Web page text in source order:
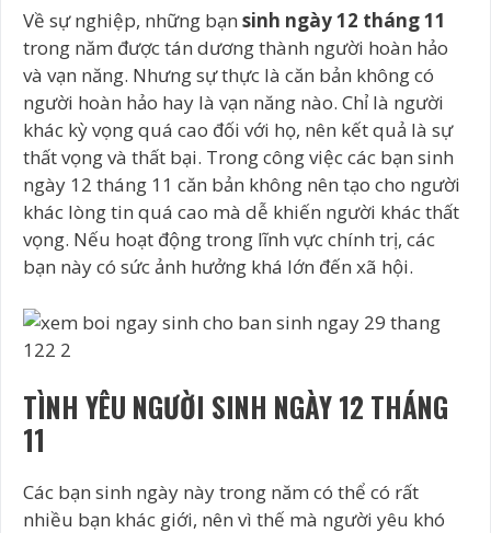
Về sự nghiệp, những bạn sinh ngày 12 tháng 11
trong năm được tán dương thành người hoàn hảo
và vạn năng. Nhưng sự thực là căn bản không có
người hoàn hảo hay là vạn năng nào. Chỉ là người
khác kỳ vọng quá cao đối với họ, nên kết quả là sự
thất vọng và thất bại. Trong công việc các bạn sinh
ngày 12 tháng 11 căn bản không nên tạo cho người
khác lòng tin quá cao mà dễ khiến người khác thất
vọng. Nếu hoạt động trong lĩnh vực chính trị, các
bạn này có sức ảnh hưởng khá lớn đến xã hội.
TÌNH YÊU NGƯỜI SINH NGÀY 12 THÁNG
11
Các bạn sinh ngày này trong năm có thể có rất
nhiều bạn khác giới, nên vì thế mà người yêu khó